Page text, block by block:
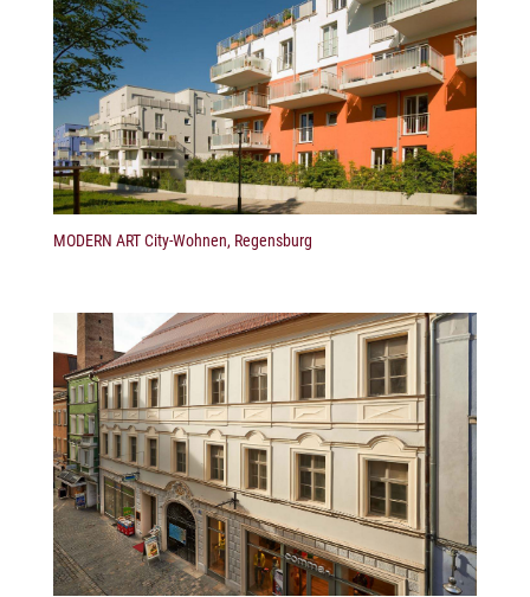
MODERN ART City-Wohnen, Regensburg